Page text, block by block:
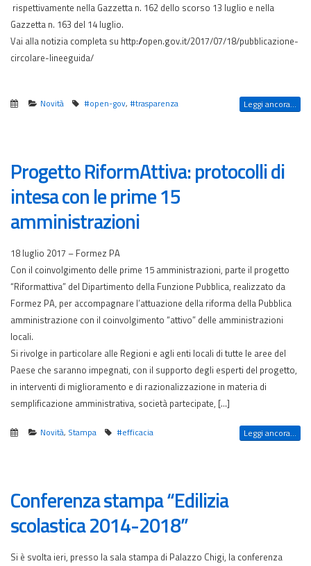
rispettivamente nella Gazzetta n. 162 dello scorso 13 luglio e nella
Gazzetta n. 163 del 14 luglio.
Vai alla notizia completa su http://open.gov.it/2017/07/18/pubblicazione-
circolare-lineeguida/
Novità #open-gov,#trasparenza Leggi ancora...
Progetto RiformAttiva: protocolli di
intesa con le prime 15
amministrazioni
18 luglio 2017 – Formez PA
Con il coinvolgimento delle prime 15 amministrazioni, parte il progetto
“Riformattiva” del Dipartimento della Funzione Pubblica, realizzato da
Formez PA, per accompagnare l’attuazione della riforma della Pubblica
amministrazione con il coinvolgimento “attivo” delle amministrazioni
locali.
Si rivolge in particolare alle Regioni e agli enti locali di tutte le aree del
Paese che saranno impegnati, con il supporto degli esperti del progetto,
in interventi di miglioramento e di razionalizzazione in materia di
semplificazione amministrativa, società partecipate, […]
Novità, Stampa #efficacia Leggi ancora...
Conferenza stampa “Edilizia
scolastica 2014-2018”
Si è svolta ieri, presso la sala stampa di Palazzo Chigi, la conferenza